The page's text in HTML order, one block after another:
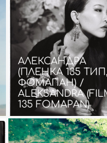
АЛЕКСАНДРА
(ПЛЕНКА 135 ТИП,
ФОМАПАН) /
ALEKSANDRA
135 FOMAPAN)